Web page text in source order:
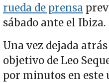
rueda de prensa
sábado ante el Ibiza.
Una vez dejada
objetivo de Leo
por minutos en